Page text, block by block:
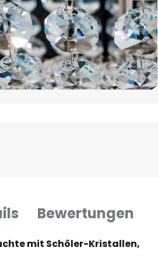
Bewertungen
mit Schöler-Kristallen,